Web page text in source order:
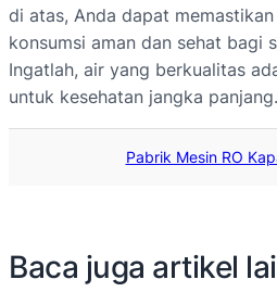
di atas, Anda dapat
konsumsi aman dan sehat bagi
Ingatlah, air yang berkualitas
untuk kesehatan jangka panjang.
Pabrik Mesin RO
Baca juga artikel